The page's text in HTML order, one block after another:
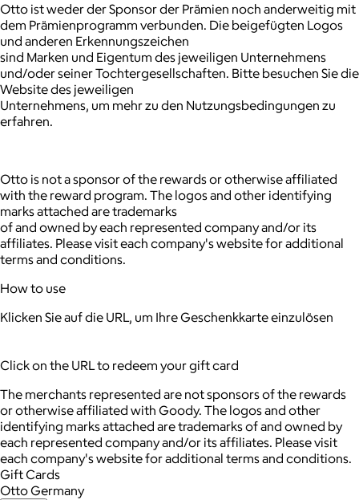
Otto ist weder der Sponsor der Prämien noch anderweitig mit
dem Prämienprogramm verbunden. Die beigefügten Logos
und anderen Erkennungszeichen
sind Marken und Eigentum des jeweiligen Unternehmens
und/oder seiner Tochtergesellschaften. Bitte besuchen Sie die
Website des jeweiligen
Unternehmens, um mehr zu den Nutzungsbedingungen zu
erfahren.
Otto is not a sponsor of the rewards or otherwise affiliated
with the reward program. The logos and other identifying
marks attached are trademarks
of and owned by each represented company and/or its
affiliates. Please visit each company's website for additional
terms and conditions.
How to use
Klicken Sie auf die URL, um Ihre Geschenkkarte einzulösen
Click on the URL to redeem your gift card
The merchants represented are not sponsors of the rewards
or otherwise affiliated with Goody. The logos and other
identifying marks attached are trademarks of and owned by
each represented company and/or its affiliates. Please visit
each company's website for additional terms and conditions.
Gift Cards
Otto Germany